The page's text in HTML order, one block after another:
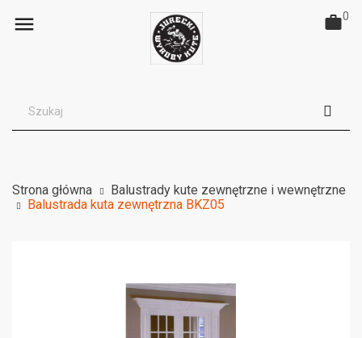
 0
Strona główna
Balustrady kute zewnętrzne i wewnętrzne
Balustrada kuta zewnętrzna BKZ05